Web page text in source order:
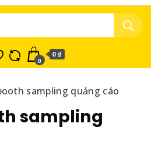
0
0 ₫
sampling quảng cáo
sampling